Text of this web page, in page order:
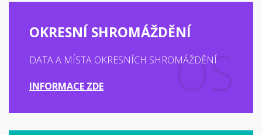
OKRESNÍ SHROMÁŽDĚNÍ
DATA A MÍSTA OKRESNÍCH SHROMÁŽDĚNÍ
INFORMACE ZDE